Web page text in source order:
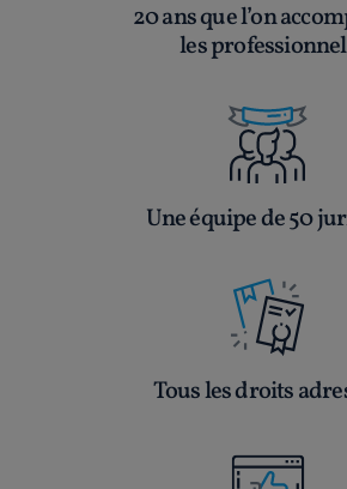
20 ans que l’on
les
Une équipe de 50
Tous les droits